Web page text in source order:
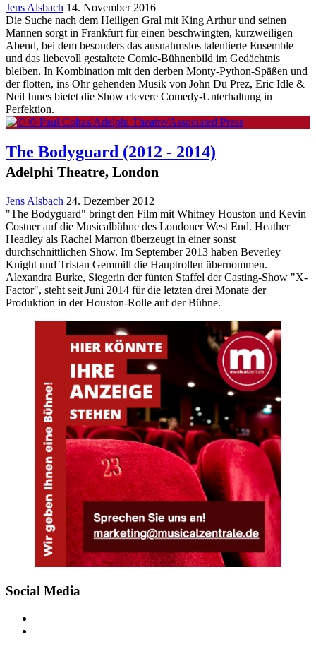
Jens Alsbach 14. November 2016
Die Suche nach dem Heiligen Gral mit King Arthur und seinen
Mannen sorgt in Frankfurt für einen beschwingten, kurzweiligen
Abend, bei dem besonders das ausnahmslos talentierte Ensemble
und das liebevoll gestaltete Comic-Bühnenbild im Gedächtnis
bleiben. In Kombination mit den derben Monty-Python-Späßen und
der flotten, ins Ohr gehenden Musik von John Du Prez, Eric Idle &
Neil Innes bietet die Show clevere Comedy-Unterhaltung in
Perfektion.
The Bodyguard (2012 - 2014)
Adelphi Theatre, London
Jens Alsbach 24. Dezember 2012
"The Bodyguard" bringt den Film mit Whitney Houston und Kevin
Costner auf die Musicalbühne des Londoner West End. Heather
Headley als Rachel Marron überzeugt in einer sonst
durchschnittlichen Show. Im September 2013 haben Beverley
Knight und Tristan Gemmill die Hauptrollen übernommen.
Alexandra Burke, Siegerin der fünten Staffel der Casting-Show "X-
Factor", steht seit Juni 2014 für die letzten drei Monate der
Produktion in der Houston-Rolle auf der Bühne.
Social Media